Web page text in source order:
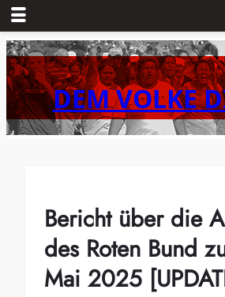
Zum
Inhalt
springenDEM VOLKE
Bericht über die
des Roten Bund
Mai 2025